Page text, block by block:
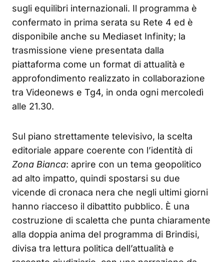
sugli equilibri internazionali. Il programma è
confermato in prima serata su Rete 4 ed è
disponibile anche su Mediaset Infinity; la
trasmissione viene presentata dalla
piattaforma come un format di attualità e
approfondimento realizzato in collaborazione
tra Videonews e Tg4, in onda ogni mercoledì
alle 21.30.
Sul piano strettamente televisivo, la scelta
editoriale appare coerente con l’identità di
Zona Bianca: aprire con un tema geopolitico
ad alto impatto, quindi spostarsi su due
vicende di cronaca nera che negli ultimi giorni
hanno riacceso il dibattito pubblico. È una
costruzione di scaletta che punta chiaramente
alla doppia anima del programma di Brindisi,
divisa tra lettura politica dell’attualità e